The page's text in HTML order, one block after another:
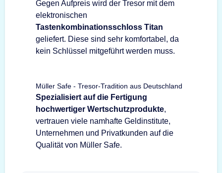
Gegen Aufpreis wird der Tresor mit dem
elektronischen
Tastenkombinationsschloss Titan
geliefert. Diese sind sehr komfortabel, da
kein Schlüssel mitgeführt werden muss.
Müller Safe - Tresor-Tradition aus Deutschland
Spezialisiert auf die Fertigung
hochwertiger Wertschutzprodukte,
vertrauen viele namhafte Geldinstitute,
Unternehmen und Privatkunden auf die
Qualität von Müller Safe.